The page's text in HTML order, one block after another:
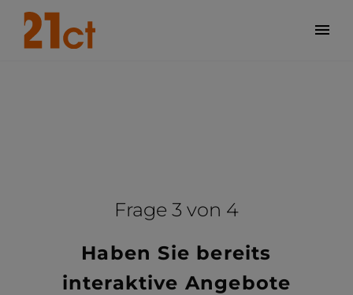
Frage 3 von 4
Haben Sie bereits
interaktive Angebote